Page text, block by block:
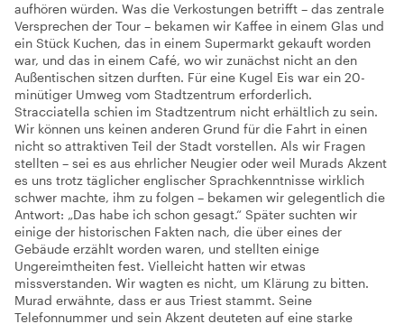
aufhören würden. Was die Verkostungen betrifft – das zentrale
Versprechen der Tour – bekamen wir Kaffee in einem Glas und
ein Stück Kuchen, das in einem Supermarkt gekauft worden
war, und das in einem Café, wo wir zunächst nicht an den
Außentischen sitzen durften. Für eine Kugel Eis war ein 20-
minütiger Umweg vom Stadtzentrum erforderlich.
Stracciatella schien im Stadtzentrum nicht erhältlich zu sein.
Wir können uns keinen anderen Grund für die Fahrt in einen
nicht so attraktiven Teil der Stadt vorstellen. Als wir Fragen
stellten – sei es aus ehrlicher Neugier oder weil Murads Akzent
es uns trotz täglicher englischer Sprachkenntnisse wirklich
schwer machte, ihm zu folgen – bekamen wir gelegentlich die
Antwort: „Das habe ich schon gesagt.“ Später suchten wir
einige der historischen Fakten nach, die über eines der
Gebäude erzählt worden waren, und stellten einige
Ungereimtheiten fest. Vielleicht hatten wir etwas
missverstanden. Wir wagten es nicht, um Klärung zu bitten.
Murad erwähnte, dass er aus Triest stammt. Seine
Telefonnummer und sein Akzent deuteten auf eine starke